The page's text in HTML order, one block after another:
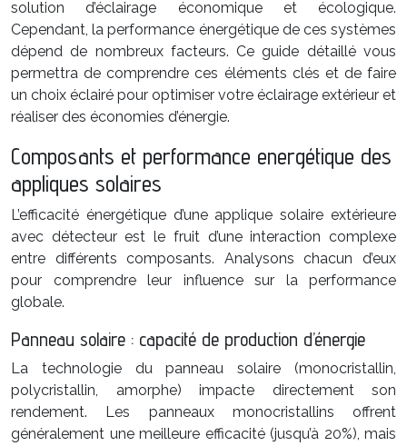
solution d’éclairage économique et écologique.
Cependant, la performance énergétique de ces systèmes
dépend de nombreux facteurs. Ce guide détaillé vous
permettra de comprendre ces éléments clés et de faire
un choix éclairé pour optimiser votre éclairage extérieur et
réaliser des économies d’énergie.
Composants et performance energétique des
appliques solaires
L’efficacité énergétique d’une applique solaire extérieure
avec détecteur est le fruit d’une interaction complexe
entre différents composants. Analysons chacun d’eux
pour comprendre leur influence sur la performance
globale.
Panneau solaire : capacité de production d’énergie
La technologie du panneau solaire (monocristallin,
polycristallin, amorphe) impacte directement son
rendement. Les panneaux monocristallins offrent
généralement une meilleure efficacité (jusqu’à 20%), mais